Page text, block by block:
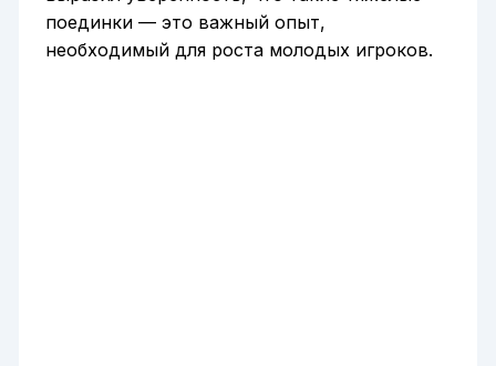
поединки — это важный опыт,
необходимый для роста молодых игроков.